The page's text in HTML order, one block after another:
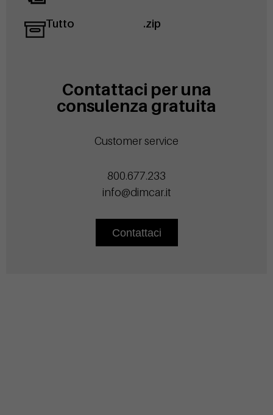
Tutto .zip
Contattaci per una
consulenza gratuita
Customer service
800.677.233
info@dimcar.it
Contattaci